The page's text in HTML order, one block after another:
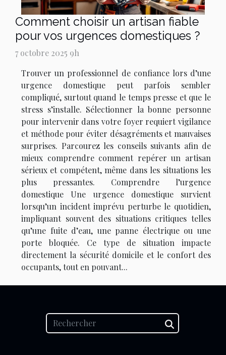
Comment choisir un artisan fiable
pour vos urgences domestiques ?
7 octobre 2025 9h
Trouver un professionnel de confiance lors d’une
urgence domestique peut parfois sembler
compliqué, surtout quand le temps presse et que le
stress s’installe. Sélectionner la bonne personne
pour intervenir dans votre foyer requiert vigilance
et méthode pour éviter désagréments et mauvaises
surprises. Parcourez les conseils suivants afin de
mieux comprendre comment repérer un artisan
sérieux et compétent, même dans les situations les
plus pressantes. Comprendre l’urgence
domestique Une urgence domestique survient
lorsqu’un incident imprévu perturbe le quotidien,
impliquant souvent des situations critiques telles
qu’une fuite d’eau, une panne électrique ou une
porte bloquée. Ce type de situation impacte
directement la sécurité domicile et le confort des
occupants, tout en pouvant...